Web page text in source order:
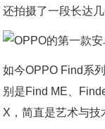
还拍摄了一段长达
如今OPPO Find系
别是Find ME、
X，简直是艺术与技